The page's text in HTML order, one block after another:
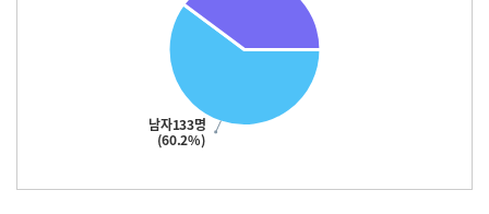
남자133명
(60.2%)